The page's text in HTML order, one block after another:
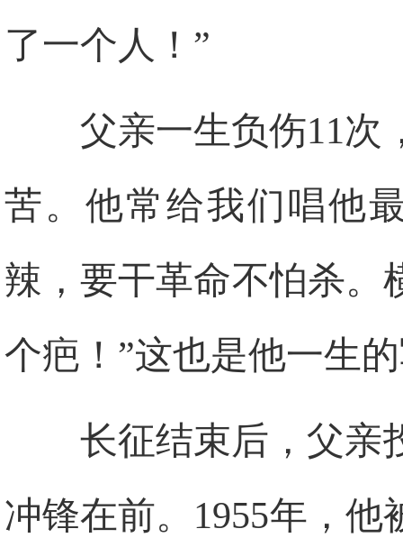
了一个人！”
父亲一生负伤11次
苦。他常给我们唱他
辣，要干革命不怕杀。
个疤！”这也是他一生
长征结束后，父亲
冲锋在前。1955年，